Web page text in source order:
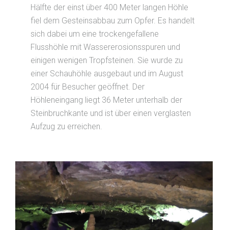
Hälfte der einst über 400 Meter langen Höhle
fiel dem Gesteinsabbau zum Opfer. Es handelt
sich dabei um eine trockengefallene
Flusshöhle mit Wassererosionsspuren und
einigen wenigen Tropfsteinen. Sie wurde zu
einer Schauhöhle ausgebaut und im August
2004 für Besucher geöffnet. Der
Höhleneingang liegt 36 Meter unterhalb der
Steinbruchkante und ist über einen verglasten
Aufzug zu erreichen.